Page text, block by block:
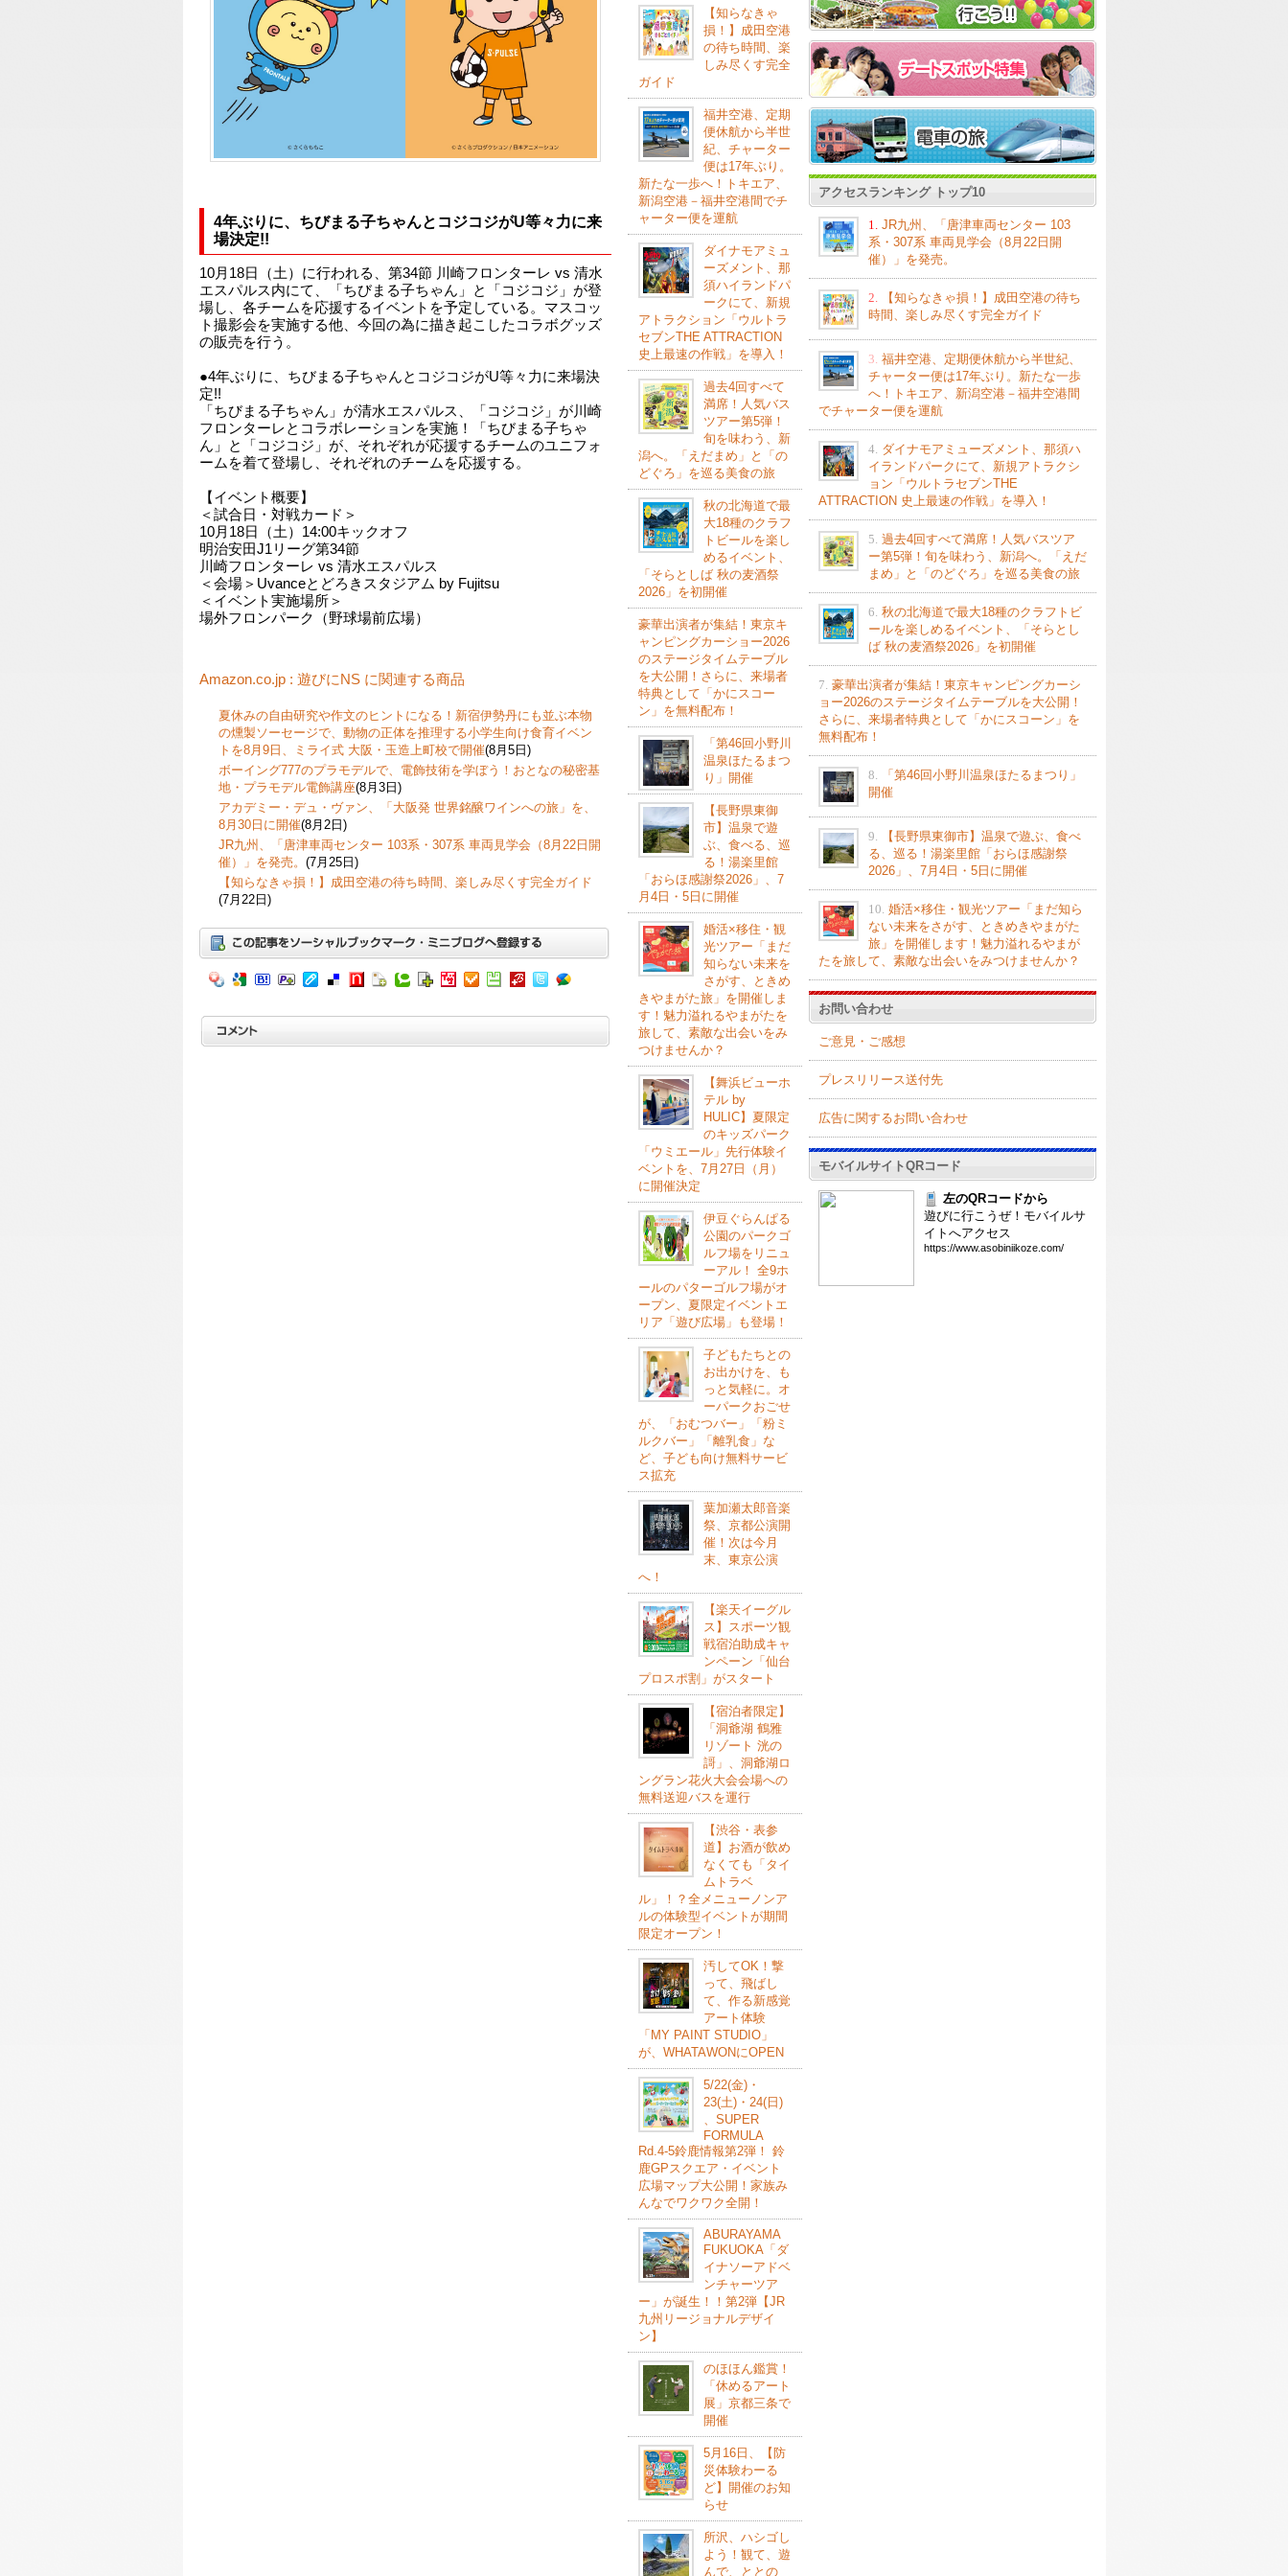
4年ぶりに、ちびまる子ちゃんとコジコジがU等々力に来
場決定!!
10月18日（土）に行われる、第34節 川崎フロンターレ vs 清水
エスパルス内にて、「ちびまる子ちゃん」と「コジコジ」が登
場し、各チームを応援するイベントを予定している。マスコッ
ト撮影会を実施する他、今回の為に描き起こしたコラボグッズ
の販売を行う。
●4年ぶりに、ちびまる子ちゃんとコジコジがU等々力に来場決
定!!
「ちびまる子ちゃん」が清水エスパルス、「コジコジ」が川崎
フロンターレとコラボレーションを実施！「ちびまる子ちゃ
ん」と「コジコジ」が、それぞれが応援するチームのユニフォ
ームを着て登場し、それぞれのチームを応援する。
【イベント概要】
＜試合日・対戦カード＞
10月18日（土）14:00キックオフ
明治安田J1リーグ第34節
川崎フロンターレ vs 清水エスパルス
＜会場＞Uvanceとどろきスタジアム by Fujitsu
＜イベント実施場所＞
場外フロンパーク（野球場前広場）
Amazon.co.jp : 遊びにNS に関連する商品
夏休みの自由研究や作文のヒントになる！新宿伊勢丹にも並ぶ本物
の燻製ソーセージで、動物の正体を推理する小学生向け食育イベン
トを8月9日、ミライ式 大阪・玉造上町校で開催(8月5日)
ボーイング777のプラモデルで、電飾技術を学ぼう！おとなの秘密基
地・プラモデル電飾講座(8月3日)
アカデミー・デュ・ヴァン、「大阪発 世界銘醸ワインへの旅」を、
8月30日に開催(8月2日)
JR九州、「唐津車両センター 103系・307系 車両見学会（8月22日開
催）」を発売。 (7月25日)
【知らなきゃ損！】成田空港の待ち時間、楽しみ尽くす完全ガイド
(7月22日)
【知らなきゃ
損！】成田空港
の待ち時間、楽
しみ尽くす完全
ガイド
福井空港、定期
便休航から半世
紀、チャーター
便は17年ぶり。
新たな一歩へ！トキエア、
新潟空港－福井空港間でチ
ャーター便を運航
ダイナモアミュ
ーズメント、那
須ハイランドパ
ークにて、新規
アトラクション「ウルトラ
セブンTHE ATTRACTION
史上最速の作戦」を導入！
過去4回すべて
満席！人気バス
ツアー第5弾！
旬を味わう、新
潟へ。「えだまめ」と「の
どぐろ」を巡る美食の旅
秋の北海道で最
大18種のクラフ
トビールを楽し
めるイベント、
「そらとしば 秋の麦酒祭
2026」を初開催
豪華出演者が集結！東京キ
ャンピングカーショー2026
のステージタイムテーブル
を大公開！さらに、来場者
特典として「かにスコー
ン」を無料配布！
「第46回小野川
温泉ほたるまつ
り」開催
【長野県東御
市】温泉で遊
ぶ、食べる、巡
る！湯楽里館
「おらほ感謝祭2026」、7
月4日・5日に開催
婚活×移住・観
光ツアー「まだ
知らない未来を
さがす、ときめ
きやまがた旅」を開催しま
す！魅力溢れるやまがたを
旅して、素敵な出会いをみ
つけませんか？
【舞浜ビューホ
テル by
HULIC】夏限定
のキッズパーク
「ウミエール」先行体験イ
ベントを、7月27日（月）
に開催決定
伊豆ぐらんぱる
公園のパークゴ
ルフ場をリニュ
ーアル！ 全9ホ
ールのパターゴルフ場がオ
ープン、夏限定イベントエ
リア「遊び広場」も登場！
子どもたちとの
お出かけを、も
っと気軽に。オ
ーパークおごせ
が、「おむつバー」「粉ミ
ルクバー」「離乳食」な
ど、子ども向け無料サービ
ス拡充
葉加瀬太郎音楽
祭、京都公演開
催！次は今月
末、東京公演
へ！
【楽天イーグル
ス】スポーツ観
戦宿泊助成キャ
ンペーン「仙台
プロスポ割」がスタート
【宿泊者限定】
「洞爺湖 鶴雅
リゾート 洸の
謌」、洞爺湖ロ
ングラン花火大会会場への
無料送迎バスを運行
【渋谷・表参
道】お酒が飲め
なくても「タイ
ムトラベ
ル」！？全メニューノンア
ルの体験型イベントが期間
限定オープン！
汚してOK！撃
って、飛ばし
て、作る新感覚
アート体験
「MY PAINT STUDIO」
が、WHATAWONにOPEN
5/22(⾦)・
23(⼟)・24(⽇)
、SUPER
FORMULA
Rd.4-5鈴⿅情報第2弾！ 鈴
⿅GPスクエア・イベント
広場マップ⼤公開！家族み
んなでワクワク全開！
ABURAYAMA
FUKUOKA「ダ
イナソーアドベ
ンチャーツア
ー」が誕生！！第2弾【JR
九州リージョナルデザイ
ン】
のほほん鑑賞！
「休めるアート
展」京都三条で
開催
5月16日、【防
災体験わーる
ど】開催のお知
らせ
所沢、ハシゴし
よう！観て、遊
んで、ととの
アクセスランキング トップ10
1.
JR九州、「唐津車両センター 103
系・307系 車両見学会（8月22日開
催）」を発売。
2.
【知らなきゃ損！】成田空港の待ち
時間、楽しみ尽くす完全ガイド
3. 福井空港、定期便休航から半世紀、
チャーター便は17年ぶり。新たな一歩
へ！トキエア、新潟空港－福井空港間
でチャーター便を運航
4. ダイナモアミューズメント、那須ハ
イランドパークにて、新規アトラクシ
ョン「ウルトラセブンTHE
ATTRACTION 史上最速の作戦」を導入！
5. 過去4回すべて満席！人気バスツア
ー第5弾！旬を味わう、新潟へ。「えだ
まめ」と「のどぐろ」を巡る美食の旅
6. 秋の北海道で最大18種のクラフトビ
ールを楽しめるイベント、「そらとし
ば 秋の麦酒祭2026」を初開催
7. 豪華出演者が集結！東京キャンピングカーシ
ョー2026のステージタイムテーブルを大公開！
さらに、来場者特典として「かにスコーン」を
無料配布！
8.
「第46回小野川温泉ほたるまつり」
開催
9.
【長野県東御市】温泉で遊ぶ、食べ
る、巡る！湯楽里館「おらほ感謝祭
2026」、7月4日・5日に開催
10. 婚活×移住・観光ツアー「まだ知ら
ない未来をさがす、ときめきやまがた
旅」を開催します！魅力溢れるやまが
たを旅して、素敵な出会いをみつけませんか？
お問い合わせ
ご意見・ご感想
プレスリリース送付先
広告に関するお問い合わせ
モバイルサイトQRコード
左のQRコードから
遊びに行こうぜ！モバイルサ
イトへアクセス
https://www.asobiniikoze.com/